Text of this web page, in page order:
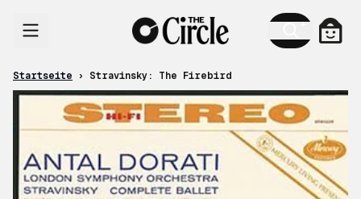
Startseite › Stravinsky: The Firebird